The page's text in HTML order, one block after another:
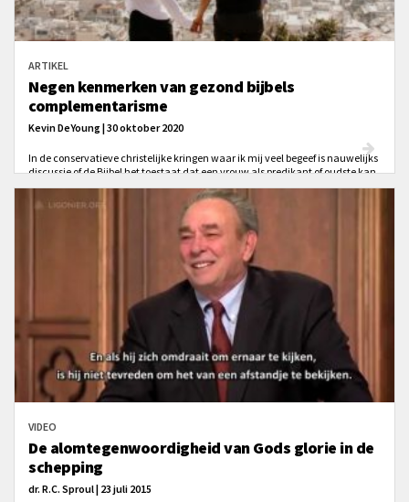
ARTIKEL
Negen kenmerken van gezond bijbels
complementarisme
Kevin DeYoung | 30 oktober 2020
In de conservatieve christelijke kringen waar ik mij veel begeef is nauwelijks
discussie of de Bijbel het toestaat dat een vrouw als predikant of oudste kan
worden aangesteld. De mensen waar ik mee omga zijn overtuigde
complementaristen. Dat betekent dat zij (wij) geloven dat God man en
vrouw geschapen heeft, gelijk in waarde maar met verschillende rollen in
het gezin en de gemeente. Op z’n minst betekent dit dat een oudste of
predikant een man is. De kern van het complementarisme staat niet ter
discussie. Hoe wij over complementarisme praten wel. En hoe wij er
VIDEO
De alomtegenwoordigheid van Gods glorie in de
schepping
dr. R.C. Sproul | 23 juli 2015